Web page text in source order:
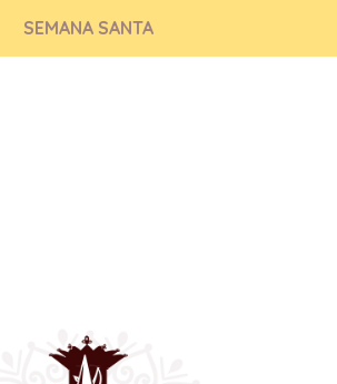
SEMANA SANTA